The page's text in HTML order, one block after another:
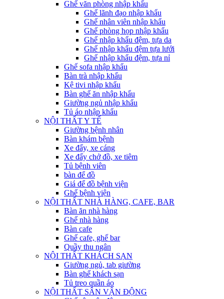
Ghế văn phòng nhập khẩu
Ghế lãnh đạo nhập khẩu
Ghế nhân viên nhập khẩu
Ghế phòng họp nhập khẩu
Ghế nhập khẩu đệm, tựa da
Ghế nhập khẩu đệm tựa lưới
Ghế nhập khẩu đệm, tựa nỉ
Ghế sofa nhập khẩu
Bàn trà nhập khẩu
Kệ tivi nhập khẩu
Bàn ghế ăn nhập khẩu
Giường ngủ nhập khẩu
Tủ áo nhập khẩu
NỘI THẤT Y TẾ
Giường bệnh nhân
Bàn khám bệnh
Xe đẩy, xe cáng
Xe đẩy chở đồ, xe tiêm
Tủ bệnh viên
bàn để đồ
Giá để đồ bệnh viện
Ghế bệnh viện
NỘI THẤT NHÀ HÀNG, CAFE, BAR
Bàn ăn nhà hàng
Ghế nhà hàng
Bàn cafe
Ghế cafe, ghế bar
Quầy thu ngân
NỘI THẤT KHÁCH SẠN
Giường ngủ, tab giường
Bàn ghế khách sạn
Tủ treo quần áo
NỘI THẤT SÂN VẬN ĐỘNG